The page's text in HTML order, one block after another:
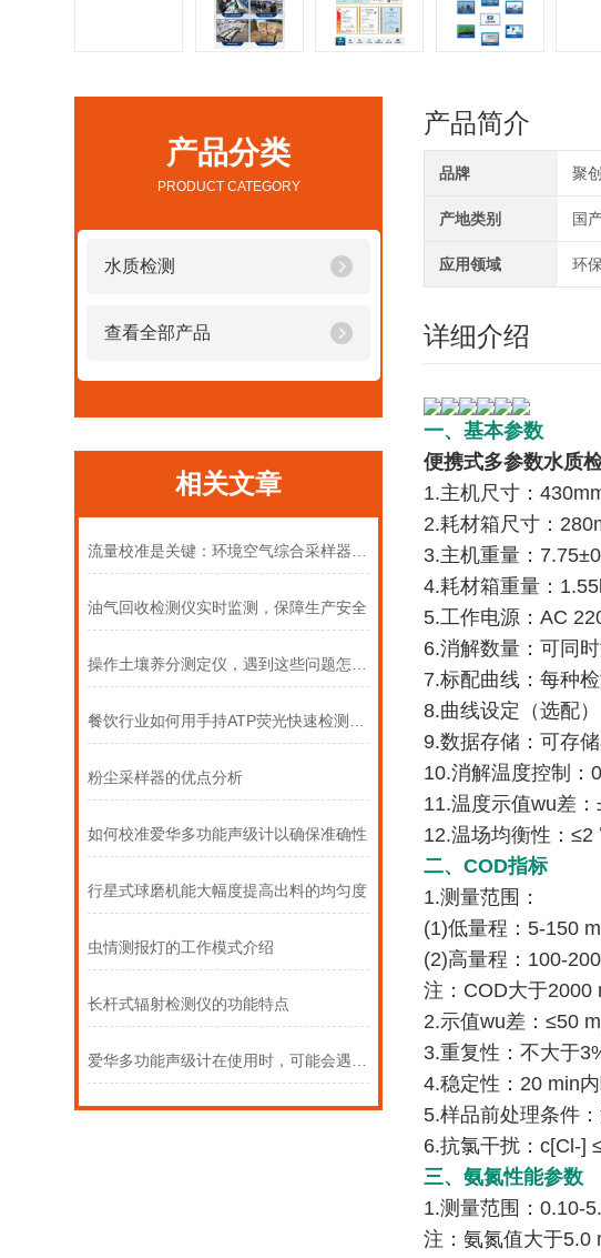
产品分类
PRODUCT CATEGORY
水质检测
查看全部产品
相关文章
油气回收检测仪实时监测，保障生产安全
粉尘采样器的优点分析
如何校准爱华多功能声级计以确保准确性
行星式球磨机能大幅度提高出料的均匀度
虫情测报灯的工作模式介绍
长杆式辐射检测仪的功能特点
产品简介
品牌 聚
产地类别 国
应用领域 环
详细介绍
一、基本参数
便携式多参数水质
1.主机尺寸：
2.耗材箱尺寸：
3.主机重量：
4.耗材箱重量：
5.工作电源：AC
6.消解数量：可同
7.标配曲线：每种
8.曲线设定（选配
9.数据存储：可存
10.消解温度控制
11.温度示值wu差
12.温场均衡性：
二、COD指标
1.测量范围：
(1)低量程：5-150
(2)高量程：100-
注：COD大于2000
2.示值wu差：≤50
3.重复性：不大于
4.稳定性：20 min
5.样品前处理条件
6.抗氯干扰：c[Cl-]
三、氨氮性能参数
1.测量范围：0.10-
注：氨氮值大于5.0